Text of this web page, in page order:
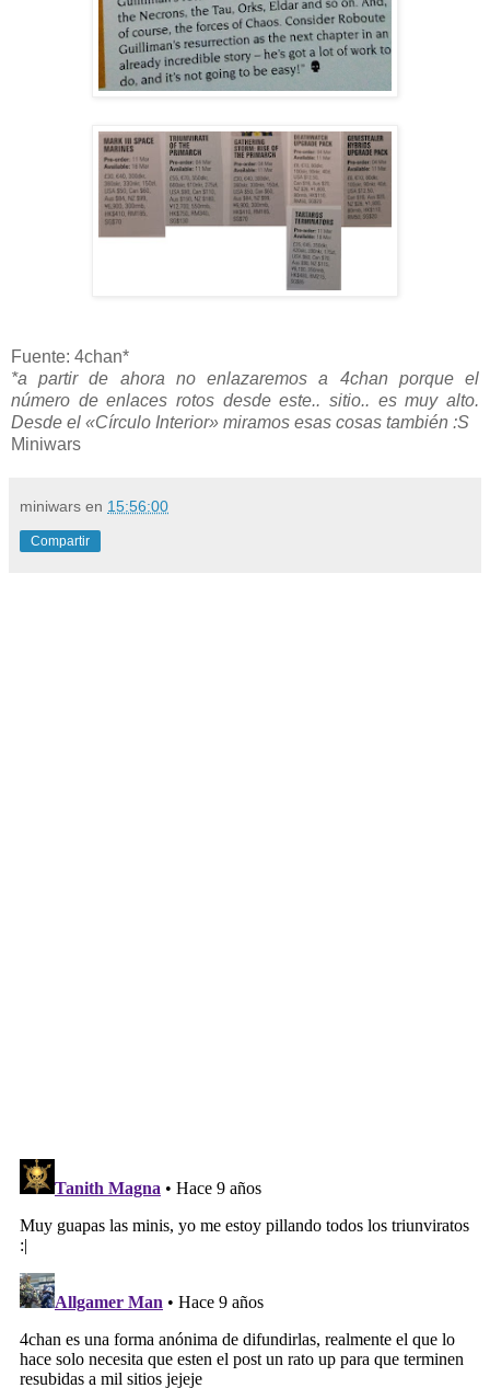
Fuente: 4chan*
*a partir de ahora no enlazaremos a 4chan porque el
número de enlaces rotos desde este.. sitio.. es muy alto.
Desde el «Círculo Interior» miramos esas cosas también :S
Miniwars
miniwars en 15:56:00
Compartir